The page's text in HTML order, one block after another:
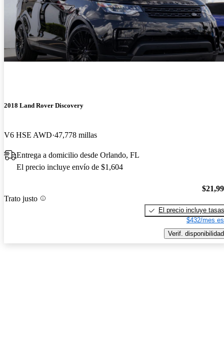
2018 Land Rover Discovery
V6 HSE AWD 47,778 millas
Entrega a domicilio desde Orlando, FL
El precio incluye envío de $1,604
Trato justo
El precio incluye tasas
$432/mes
Verif. disponibilidad